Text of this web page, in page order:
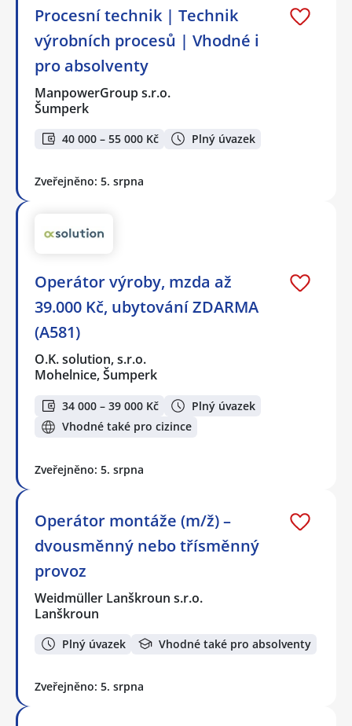
Procesní technik | Technik
výrobních procesů | Vhodné i
pro absolventy
ManpowerGroup s.r.o.
Šumperk
40 000 – 55 000 Kč Plný úvazek
Zveřejněno: 5. srpna
Operátor výroby, mzda až
39.000 Kč, ubytování ZDARMA
(A581)
O.K. solution, s.r.o.
Mohelnice, Šumperk
34 000 – 39 000 Kč
Plný úvazek
Vhodné také pro cizince
Zveřejněno: 5. srpna
Operátor montáže (m/ž) –
dvousměnný nebo třísměnný
provoz
Weidmüller Lanškroun s.r.o.
Lanškroun
Plný úvazek Vhodné také pro absolventy
Zveřejněno: 5. srpna